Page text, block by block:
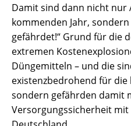
Damit sind dann nicht nur
kommenden Jahr,
gefährdet!“ Grund für die
extremen
Düngemitteln – und die
existenzbedrohend für
sondern gefährden damit
Versorgungssicherheit